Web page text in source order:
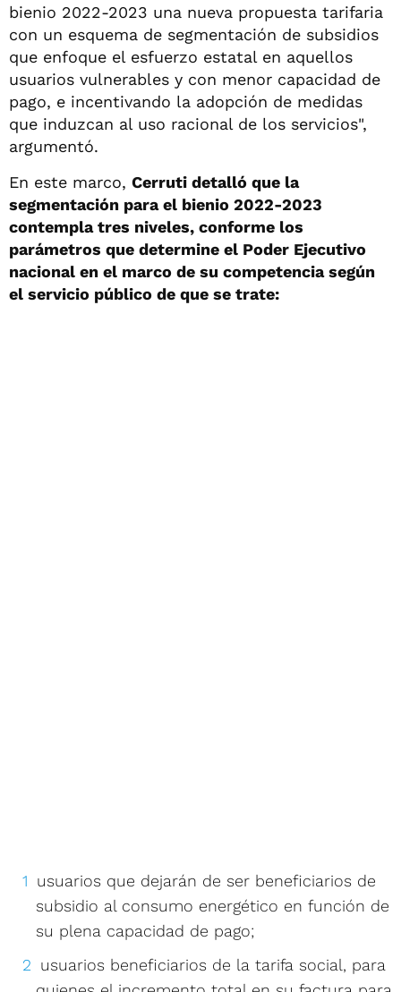
bienio 2022-2023 una nueva propuesta tarifaria
con un esquema de segmentación de subsidios
que enfoque el esfuerzo estatal en aquellos
usuarios vulnerables y con menor capacidad de
pago, e incentivando la adopción de medidas
que induzcan al uso racional de los servicios",
argumentó.
En este marco, Cerruti detalló que la
segmentación para el bienio 2022-2023
contempla tres niveles, conforme los
parámetros que determine el Poder Ejecutivo
nacional en el marco de su competencia según
el servicio público de que se trate:
usuarios que dejarán de ser beneficiarios de
subsidio al consumo energético en función de
su plena capacidad de pago;
usuarios beneficiarios de la tarifa social, para